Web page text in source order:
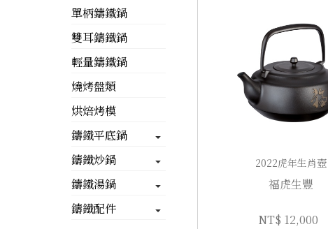
單柄鑄鐵鍋
雙耳鑄鐵鍋
輕量鑄鐵鍋
燒烤盤類
烘焙烤模
鑄鐵平底鍋
鑄鐵炒鍋
鑄鐵湯鍋
鑄鐵配件
2022虎年生肖壺
福虎生豐
NT$ 12,000